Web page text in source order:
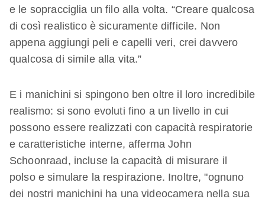
e le sopracciglia un filo alla volta. “Creare qualcosa
di così realistico è sicuramente difficile. Non
appena aggiungi peli e capelli veri, crei davvero
qualcosa di simile alla vita.”
E i manichini si spingono ben oltre il loro incredibile
realismo: si sono evoluti fino a un livello in cui
possono essere realizzati con capacità respiratorie
e caratteristiche interne, afferma John
Schoonraad, incluse la capacità di misurare il
polso e simulare la respirazione. Inoltre, "ognuno
dei nostri manichini ha una videocamera nella sua